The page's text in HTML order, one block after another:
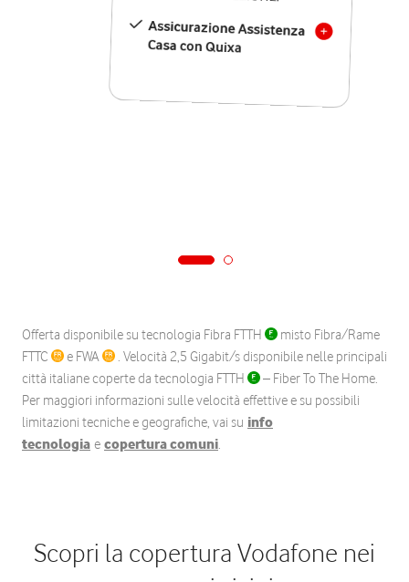
Assicurazione Assistenza
Casa con Quixa
Offerta disponibile su tecnologia Fibra FTTH
misto Fibra/Rame
FTTC
e FWA
. Velocità 2,5 Gigabit/s disponibile nelle principali
città italiane coperte da tecnologia FTTH
– Fiber To The Home.
Per maggiori informazioni sulle velocità effettive e su possibili
limitazioni tecniche e geografiche, vai su info
tecnologia e copertura comuni.
Scopri la copertura Vodafone nei